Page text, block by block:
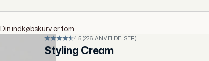
Din indkøbskurv er tom
4.5 (226 ANMELDELSER)
Styling Cream